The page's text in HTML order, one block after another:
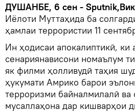
ДУШАНБЕ, 6 сен -
Иёлоти Муттаҳида ба
ҳамлаи террористии 11
Ин ҳодисаи апокалиптикӣ, ки
сенариянависони номаълум
як филми ҳолливудӣ таҳия
ҳукумати Амрико барои
терроризми байналмилалӣ ва
мусаллаҳона дар кишварҳои